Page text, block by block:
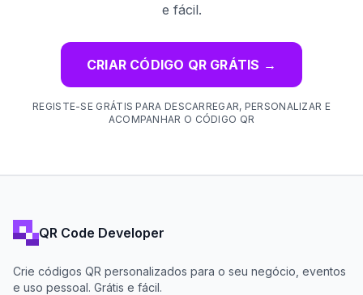
e fácil.
CRIAR CÓDIGO QR GRÁTIS →
REGISTE-SE GRÁTIS PARA DESCARREGAR, PERSONALIZAR E
ACOMPANHAR O CÓDIGO QR
QR Code Developer
Crie códigos QR personalizados para o seu negócio, eventos
e uso pessoal. Grátis e fácil.